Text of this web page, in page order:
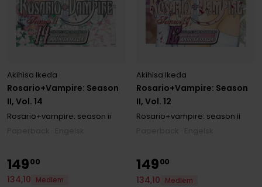
Rosario+Vampire: Season
II, Vol. 14
Akihisa Ikeda
Rosario+vampire: season ii
Rosario+Vampire: Season
II, Vol. 12
Akihisa Ikeda
Rosario+vampire: season ii
14900
134,10
Medlem
14900
134,10
Medlem